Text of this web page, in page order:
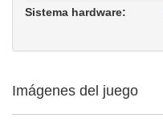
Sistema hardware:
Imágenes del juego